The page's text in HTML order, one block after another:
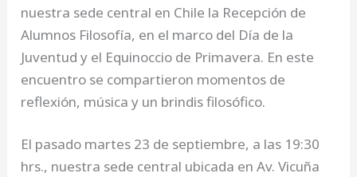
nuestra sede central en Chile la Recepción de
Alumnos Filosofía, en el marco del Día de la
Juventud y el Equinoccio de Primavera. En este
encuentro se compartieron momentos de
reflexión, música y un brindis filosófico.
El pasado martes 23 de septiembre, a las 19:30
hrs., nuestra sede central ubicada en Av. Vicuña